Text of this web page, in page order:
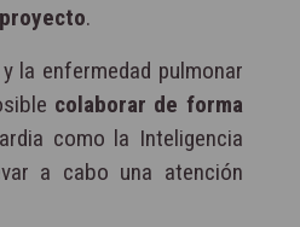
.
la enfermedad pulmonar
colaborar de forma
como la Inteligencia
a cabo una atención